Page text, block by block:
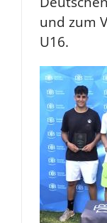
und zum
U16.